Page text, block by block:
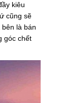
kiêu
cũng sẽ
là bán
góc chết